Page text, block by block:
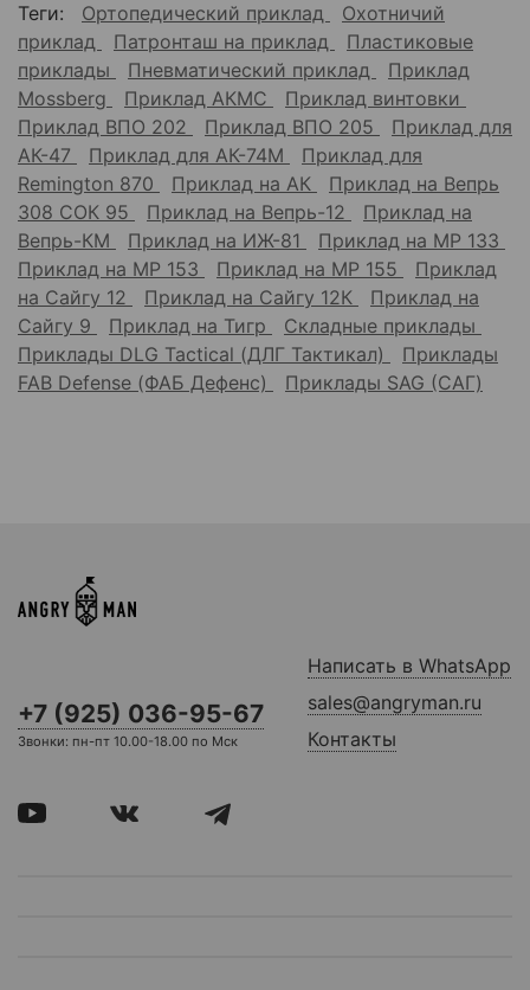
Теги: Ортопедический приклад
Охотничий
приклад
Патронташ на приклад
Пластиковые
приклады
Пневматический приклад
Приклад
Mossberg
Приклад АКМС
Приклад винтовки
Приклад ВПО 202
Приклад ВПО 205
Приклад для
АК-47
Приклад для АК-74М
Приклад для
Remington 870
Приклад на АК
Приклад на Вепрь
308 СОК 95
Приклад на Вепрь-12
Приклад на
Вепрь-КМ
Приклад на ИЖ-81
Приклад на МР 133
Приклад на МР 153
Приклад на МР 155
Приклад
на Сайгу 12
Приклад на Сайгу 12К
Приклад на
Сайгу 9
Приклад на Тигр
Складные приклады
Приклады DLG Tactical (ДЛГ Тактикал)
Приклады
FAB Defense (ФАБ Дефенс)
Приклады SAG (САГ)
+7 (925) 036-95-67
Звонки: пн-пт 10.00-18.00 по Мск
Написать в WhatsApp
sales@angryman.ru
Контакты